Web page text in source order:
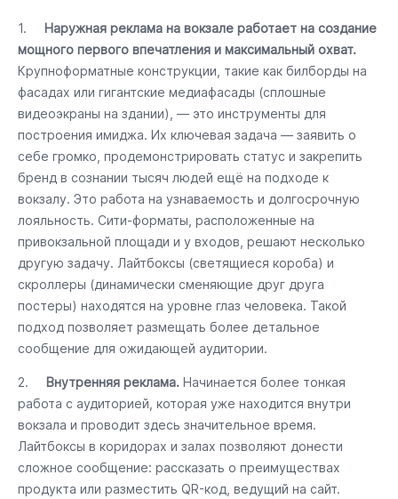
1. Наружная реклама на вокзале работает на создание
мощного первого впечатления и максимальный охват.
Крупноформатные конструкции, такие как билборды на
фасадах или гигантские медиафасады (сплошные
видеоэкраны на здании), — это инструменты для
построения имиджа. Их ключевая задача — заявить о
себе громко, продемонстрировать статус и закрепить
бренд в сознании тысяч людей ещё на подходе к
вокзалу. Это работа на узнаваемость и долгосрочную
лояльность. Сити-форматы, расположенные на
привокзальной площади и у входов, решают несколько
другую задачу. Лайтбоксы (светящиеся короба) и
скроллеры (динамически сменяющие друг друга
постеры) находятся на уровне глаз человека. Такой
подход позволяет размещать более детальное
сообщение для ожидающей аудитории.
2. Внутренняя реклама. Начинается более тонкая
работа с аудиторией, которая уже находится внутри
вокзала и проводит здесь значительное время.
Лайтбоксы в коридорах и залах позволяют донести
сложное сообщение: рассказать о преимуществах
продукта или разместить QR-код, ведущий на сайт.